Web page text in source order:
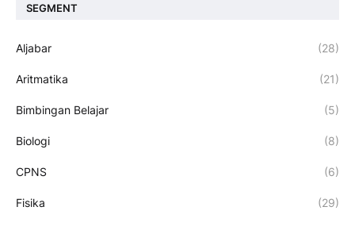
SEGMENT
Aljabar (28)
Aritmatika (21)
Bimbingan Belajar (5)
Biologi (8)
CPNS (6)
Fisika (29)